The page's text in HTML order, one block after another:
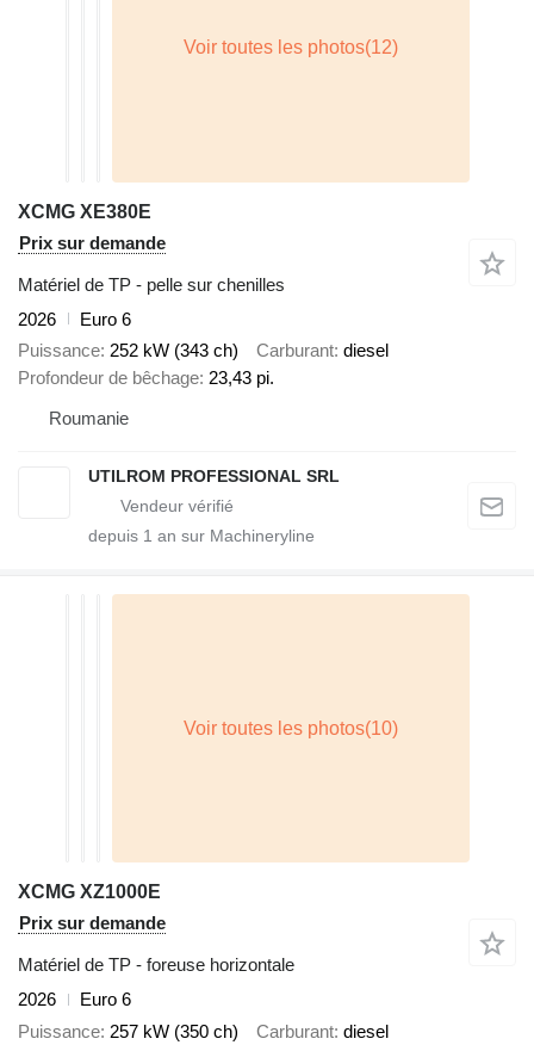
XCMG XE380E
Prix sur demande
Matériel de TP - pelle sur chenilles
2026
Euro 6
Puissance 252 kW (343 ch) Carburant diesel
Profondeur de bêchage 23,43 pi.
Roumanie
UTILROM PROFESSIONAL SRL
depuis 1 an sur Machineryline
XCMG XZ1000E
Prix sur demande
Matériel de TP - foreuse horizontale
2026
Euro 6
Puissance 257 kW (350 ch) Carburant diesel